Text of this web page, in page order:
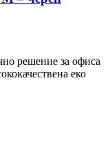
решение за офиса
еко